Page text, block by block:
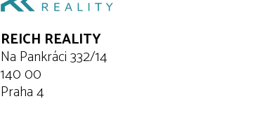
REICH REALITY
Na Pankráci 332/14
140 00
Praha 4